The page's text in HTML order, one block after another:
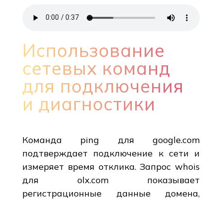
Использование
сетевых команд
для подключения
и диагностики
Команда ping для google.com
подтверждает подключение к сети и
измеряет время отклика. Запрос whois
для olx.com показывает
регистрационные данные домена,